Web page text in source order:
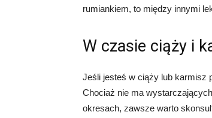
rumiankiem, to między innymi
W czasie ciąży i
Jeśli jesteś w ciąży lub karmisz
Chociaż nie ma
okresach, zawsze warto